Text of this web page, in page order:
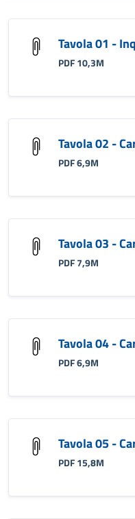
Tavola 01 -
PDF 10,3M
Tavola 02 -
PDF 6,9M
Tavola 03 -
PDF 7,9M
Tavola 04 -
PDF 6,9M
Tavola 05 -
PDF 15,8M